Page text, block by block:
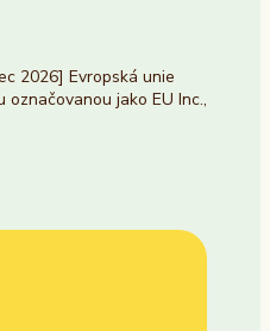
2026] Evropská unie
jako EU Inc.,